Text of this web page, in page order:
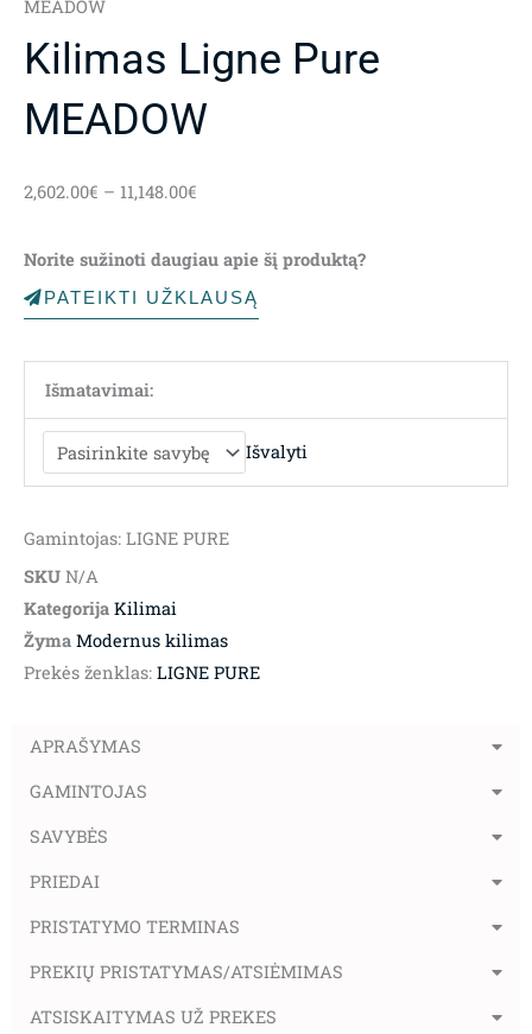
MEADOW
Kilimas Ligne Pure
MEADOW
2,602.00€ – 11,148.00€
through
11,148.00€
Norite sužinoti daugiau apie šį produktą?
PATEIKTI UŽKLAUSĄ
Išmatavimai:
Išvalyti
Gamintojas: LIGNE PURE
SKU N/A
Kategorija Kilimai
Žyma Modernus kilimas
Prekės ženklas: LIGNE PURE
APRAŠYMAS
GAMINTOJAS
SAVYBĖS
PRIEDAI
PRISTATYMO TERMINAS
PREKIŲ PRISTATYMAS/ATSIĖMIMAS
ATSISKAITYMAS UŽ PREKES